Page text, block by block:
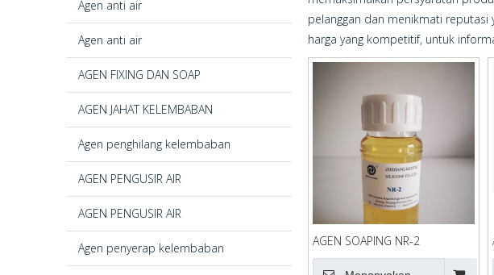
Agen anti air
Agen anti air
AGEN FIXING DAN SOAP
AGEN JAHAT KELEMBABAN
Agen penghilang kelembaban
AGEN PENGUSIR AIR
AGEN PENGUSIR AIR
Agen penyerap kelembaban
pelanggan dan menikmati reputasi
harga yang kompetitif, untuk
AGEN SOAPING NR-2